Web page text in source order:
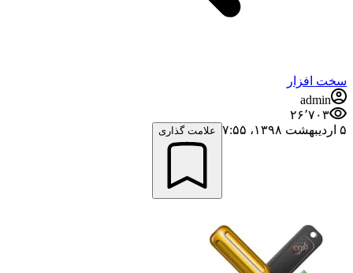
سخت افزار
admin
۲۶٬۷۰۳
۵ اردیبهشت ۱۳۹۸،‏ ۷:۵۵
علامت گذاری